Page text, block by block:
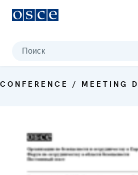
Поиск
CONFERENCE / MEETING